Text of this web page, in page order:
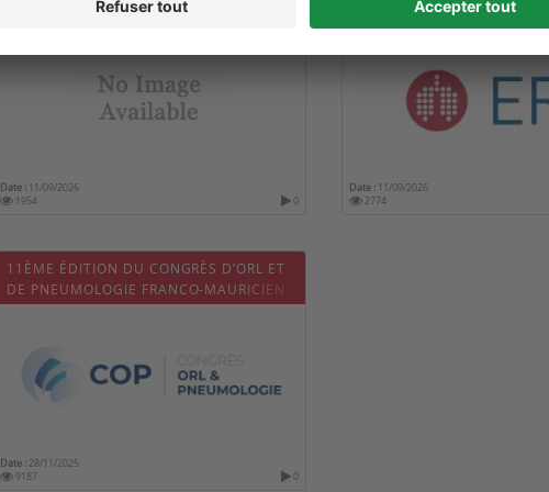
THORACIC SURGERY
Date : 11/09/2026
1954
0
Date :11/09/2026
2774
11ÈME ÉDITION DU CONGRÈS D’ORL ET
DE PNEUMOLOGIE FRANCO-MAURICIEN
- COP 2025
Date : 28/11/2025
9187
0